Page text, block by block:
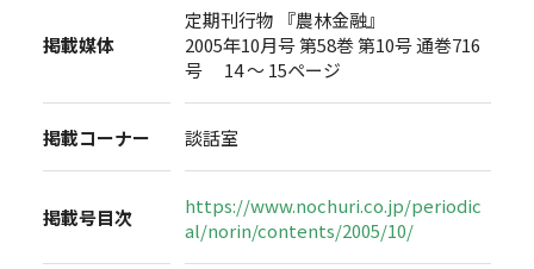
掲載媒体
定期刊行物 『農林金融』
2005年10月号 第58巻 第10号 通巻716
号 14 ～ 15ページ
掲載コーナー 談話室
掲載号目次
https://www.nochuri.co.jp/periodic
al/norin/contents/2005/10/